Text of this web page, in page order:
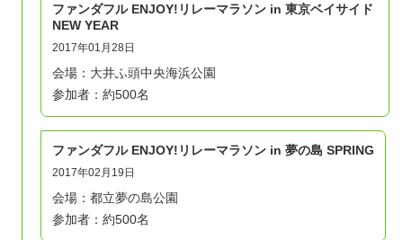
ファンダフル ENJOY!リレーマラソン in 東京ベイサイド
NEW YEAR
2017年01月28日
会場：大井ふ頭中央海浜公園
参加者：約500名
ファンダフル ENJOY!リレーマラソン in 夢の島 SPRING
2017年02月19日
会場：都立夢の島公園
参加者：約500名